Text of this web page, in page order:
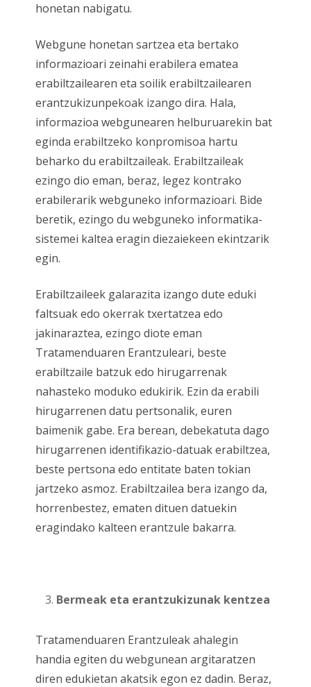
honetan nabigatu.
Webgune honetan sartzea eta bertako
informazioari zeinahi erabilera ematea
erabiltzailearen eta soilik erabiltzailearen
erantzukizunpekoak izango dira. Hala,
informazioa webgunearen helburuarekin bat
eginda erabiltzeko konpromisoa hartu
beharko du erabiltzaileak. Erabiltzaileak
ezingo dio eman, beraz, legez kontrako
erabilerarik webguneko informazioari. Bide
beretik, ezingo du webguneko informatika-
sistemei kaltea eragin diezaiekeen ekintzarik
egin.
Erabiltzaileek galarazita izango dute eduki
faltsuak edo okerrak txertatzea edo
jakinaraztea, ezingo diote eman
Tratamenduaren Erantzuleari, beste
erabiltzaile batzuk edo hirugarrenak
nahasteko moduko edukirik. Ezin da erabili
hirugarrenen datu pertsonalik, euren
baimenik gabe. Era berean, debekatuta dago
hirugarrenen identifikazio-datuak erabiltzea,
beste pertsona edo entitate baten tokian
jartzeko asmoz. Erabiltzailea bera izango da,
horrenbestez, ematen dituen datuekin
eragindako kalteen erantzule bakarra.
Bermeak eta erantzukizunak kentzea
Tratamenduaren Erantzuleak ahalegin
handia egiten du webgunean argitaratzen
diren edukietan akatsik egon ez dadin. Beraz,